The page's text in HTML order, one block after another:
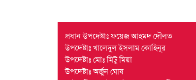
প্রধান উপদেষ্টাঃ ফয়েজ আহমদ দৌলত
উপদেষ্টাঃ খালেদুল ইসলাম কোহিনূর
উপদেষ্টাঃ মোঃ মিটু মিয়া
উপদেষ্টাঃ অর্জুন ঘোষ